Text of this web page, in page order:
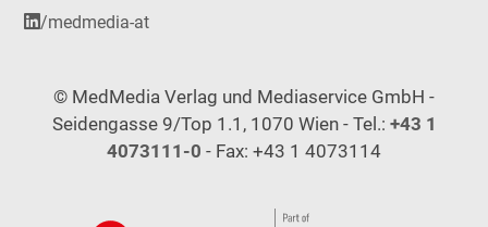
/medmedia-at
© MedMedia Verlag und Mediaservice GmbH -
Seidengasse 9/Top 1.1, 1070 Wien - Tel.: +43 1
4073111-0 - Fax: +43 1 4073114